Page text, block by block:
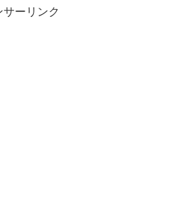
サーリンク